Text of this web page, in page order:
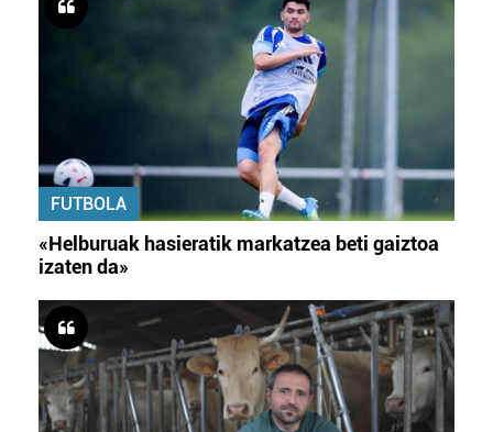
FUTBOLA
«Helburuak hasieratik markatzea beti gaiztoa
izaten da»